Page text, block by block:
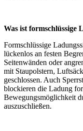
Was ist formschlüssige
Formschlüssige
lückenlos an festen
Seitenwänden oder
mit Staupolstern,
geschlossen. Auch
blockieren die Ladung
Bewegungsmöglichkeit
auszuschließen.